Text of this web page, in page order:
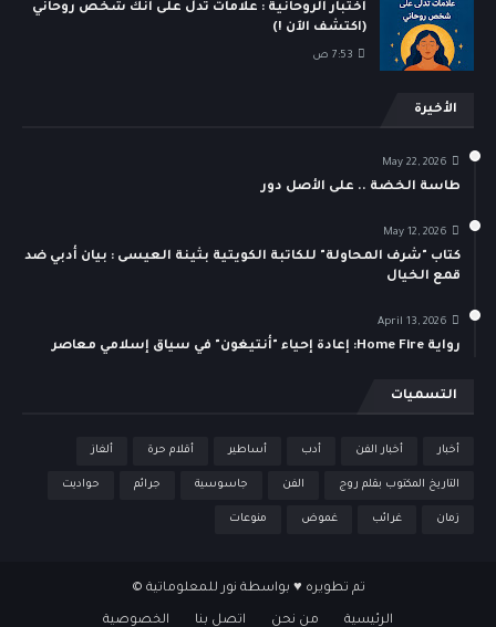
اختبار الروحانية : علامات تدل على أنك شخص روحاني
(اكتشف الآن !)
7:53 ص
الأخيرة
May 22, 2026
طاسة الخضة .. على الأصل دور
May 12, 2026
كتاب "شرف المحاولة" للكاتبة الكويتية بثينة العيسى : بيان أدبي ضد
قمع الخيال
April 13, 2026
رواية Home Fire: إعادة إحياء "أنتيغون" في سياق إسلامي معاصر
التسميات
أخبار أخبار الفن أدب أساطير أقلام حرة ألغاز
التاريخ المكتوب بقلم روج الفن جاسوسية جرائم حواديت
زمان غرائب غموض منوعات
تم تطويره ♥ بواسطة نور للمعلوماتية ©
الرئيسية من نحن اتصل بنا الخصوصية